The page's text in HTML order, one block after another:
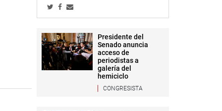
Presidente del
Senado anuncia
acceso de
periodistas a
galería del
hemiciclo
CONGRESISTA